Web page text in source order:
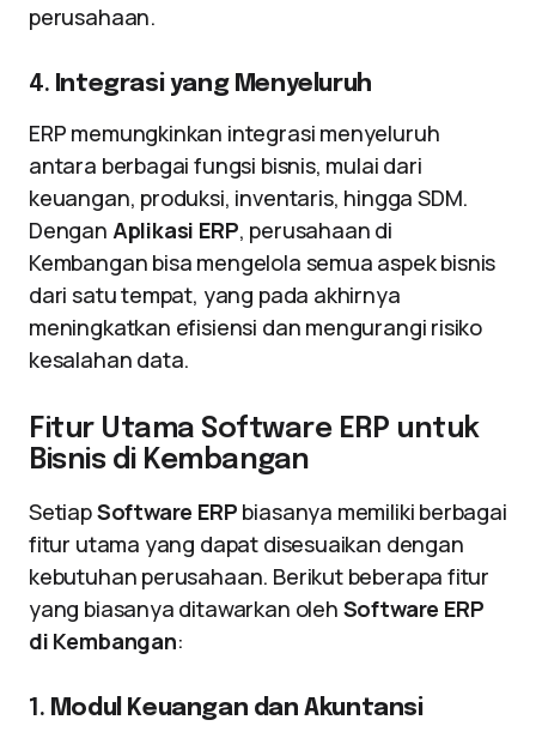
perusahaan.
4. Integrasi yang Menyeluruh
ERP memungkinkan integrasi menyeluruh
antara berbagai fungsi bisnis, mulai dari
keuangan, produksi, inventaris, hingga SDM.
Dengan Aplikasi ERP, perusahaan di
Kembangan bisa mengelola semua aspek bisnis
dari satu tempat, yang pada akhirnya
meningkatkan efisiensi dan mengurangi risiko
kesalahan data.
Fitur Utama Software ERP untuk
Bisnis di Kembangan
SetiapSoftware ERP biasanya memiliki berbagai
fitur utama yang dapat disesuaikan dengan
kebutuhan perusahaan. Berikut beberapa fitur
yang biasanya ditawarkan oleh Software ERP
di Kembangan:
1. Modul Keuangan dan Akuntansi